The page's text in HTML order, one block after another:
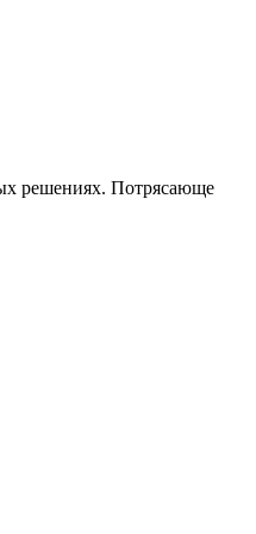
решениях. Потрясающе